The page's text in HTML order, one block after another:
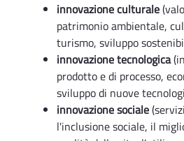
innovazione culturale
patrimonio ambientale,
turismo, sviluppo
innovazione tecnologica
prodotto e di processo,
sviluppo di nuove
innovazione sociale
l'inclusione sociale, il